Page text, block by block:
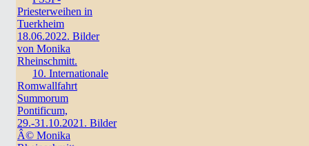
Priesterweihen in
Tuerkheim
18.06.2022. Bilder
von Monika
Rheinschmitt.
10. Internationale
Romwallfahrt
Summorum
Pontificum,
29.-31.10.2021. Bilder
Â© Monika